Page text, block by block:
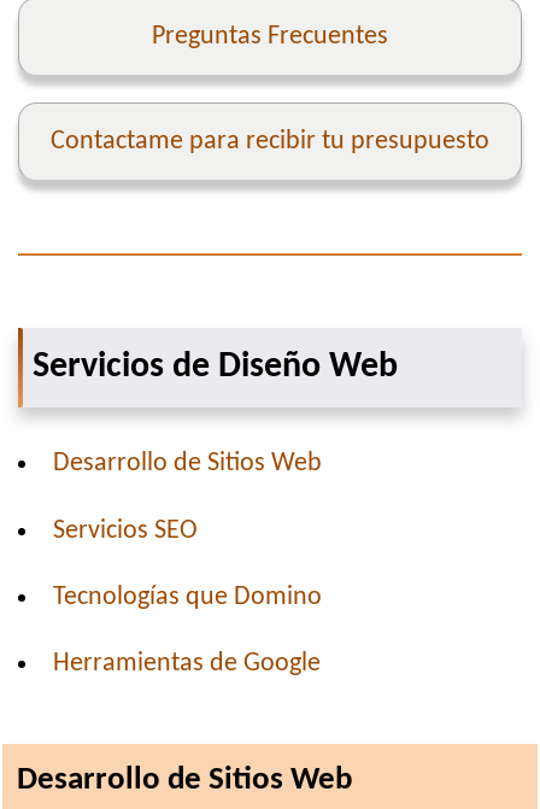
Preguntas Frecuentes
Contactame para recibir tu presupuesto
Servicios de Diseño Web
Desarrollo de Sitios Web
Servicios SEO
Tecnologías que Domino
Herramientas de Google
Desarrollo de Sitios Web